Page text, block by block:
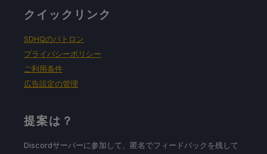
クイックリンク
SDHQのパトロン
プライバシーポリシー
ご利用条件
広告設定の管理
提案は？
Discordサーバーに参加して、匿名でフィードバックを残して